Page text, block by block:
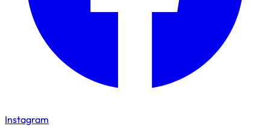
Instagram